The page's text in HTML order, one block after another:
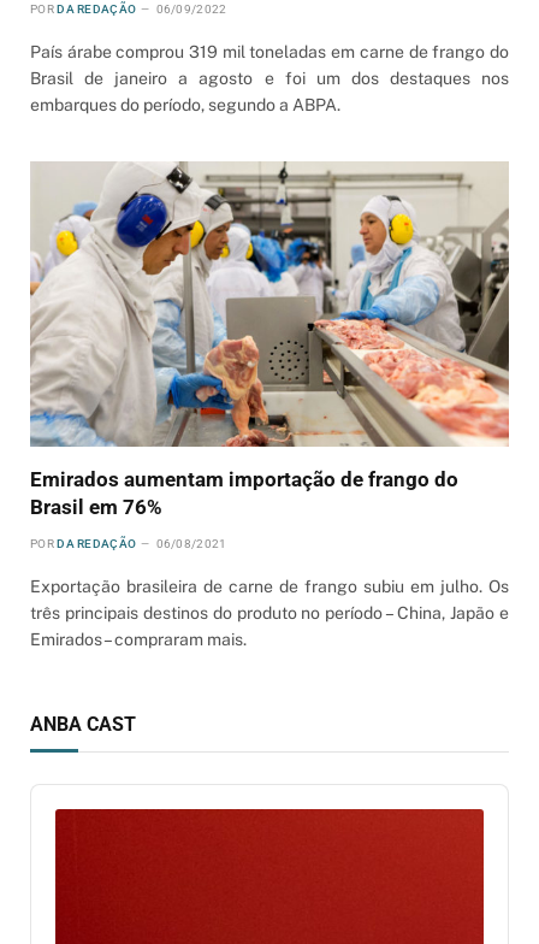
POR DA REDAÇÃO 06/09/2022
País árabe comprou 319 mil toneladas em carne de frango do
Brasil de janeiro a agosto e foi um dos destaques nos
embarques do período, segundo a ABPA.
Emirados aumentam importação de frango do
Brasil em 76%
POR DA REDAÇÃO 06/08/2021
Exportação brasileira de carne de frango subiu em julho. Os
três principais destinos do produto no período – China, Japão e
Emirados – compraram mais.
ANBA CAST
Audio
Player